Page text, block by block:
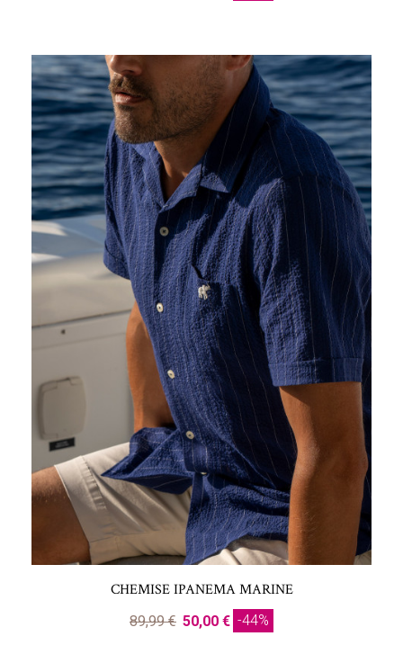
CHEMISE IPANEMA MARINE
89,99 € 50,00 € -44%